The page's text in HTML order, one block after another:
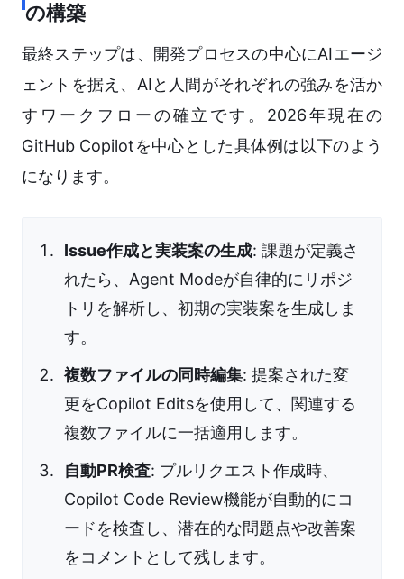
の構築
最終ステップは、開発プロセスの中心にAIエージ
ェントを据え、AIと人間がそれぞれの強みを活か
すワークフローの確立です。2026年現在の
GitHub Copilotを中心とした具体例は以下のよう
になります。
Issue作成と実装案の生成: 課題が定義さ
れたら、Agent Modeが自律的にリポジ
トリを解析し、初期の実装案を生成しま
す。
複数ファイルの同時編集: 提案された変
更をCopilot Editsを使用して、関連する
複数ファイルに一括適用します。
自動PR検査: プルリクエスト作成時、
Copilot Code Review機能が自動的にコ
ードを検査し、潜在的な問題点や改善案
をコメントとして残します。